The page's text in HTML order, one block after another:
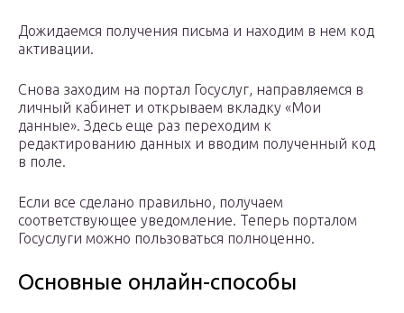
Дожидаемся получения письма и находим в нем код
активации.
Снова заходим на портал Госуслуг, направляемся в
личный кабинет и открываем вкладку «Мои
данные». Здесь еще раз переходим к
редактированию данных и вводим полученный код
в поле.
Если все сделано правильно, получаем
соответствующее уведомление. Теперь порталом
Госуслуги можно пользоваться полноценно.
Основные онлайн-способы